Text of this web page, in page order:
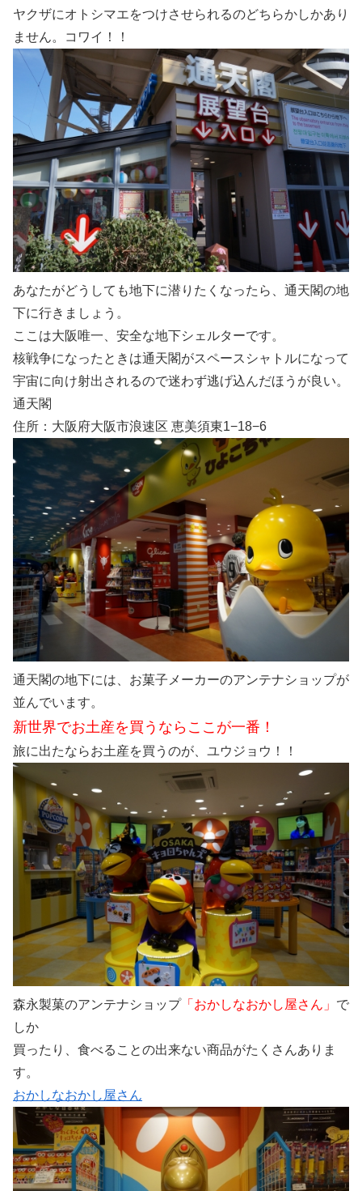
ヤクザにオトシマエをつけさせられるのどちらかしかあり
ません。コワイ！！
あなたがどうしても地下に潜りたくなったら、通天閣の地
下に行きましょう。
ここは大阪唯一、安全な地下シェルターです。
核戦争になったときは通天閣がスペースシャトルになって
宇宙に向け射出されるので迷わず逃げ込んだほうが良い。
通天閣
住所：大阪府大阪市浪速区 恵美須東1−18−6
通天閣の地下には、お菓子メーカーのアンテナショップが
並んでいます。
新世界でお土産を買うならここが一番！
旅に出たならお土産を買うのが、ユウジョウ！！
森永製菓のアンテナショップ「おかしなおかし屋さん」 で
しか
買ったり、食べることの出来ない商品がたくさんありま
す。
おかしなおかし屋さん